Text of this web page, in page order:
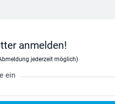
anmelden!
jederzeit möglich)
ein